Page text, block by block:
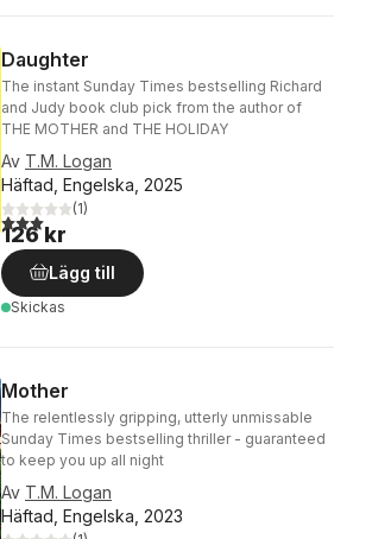
Daughter
The instant Sunday Times bestselling Richard
and Judy book club pick from the author of
THE MOTHER and THE HOLIDAY
Av T.M. Logan
Häftad, Engelska, 2025
3,0utav 5 stjärnor. Totalt antal röster:
(1)
126 kr
Lägg till
Skickas
Mother
The relentlessly gripping, utterly unmissable
Sunday Times bestselling thriller - guaranteed
to keep you up all night
Av T.M. Logan
Häftad, Engelska, 2023